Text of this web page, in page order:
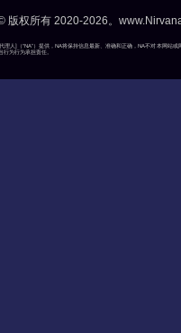
版权所有 2020-2026。
人]（“NA”）提供，NA将保持信息最新、准确和正确，NA不对本
行为行为承担责任。